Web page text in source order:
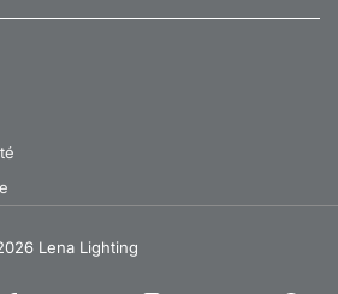
Lena Lighting